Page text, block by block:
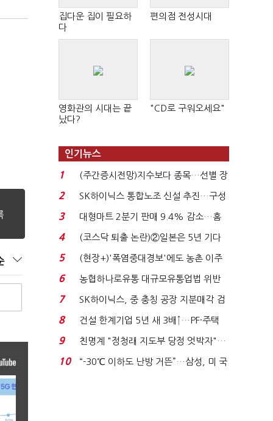
집다운 집이 필요하
다
편의점 전성시대
영화관의 시대는 끝
났다?
"CD로 구워오세요"
인기뉴스
1
(주간증시전망)지수보다 종목…선별 장
세 이어진다...
2
SK하이닉스 통합노조 신설 추진…구성
원간 성과급 불...
3
대형마트 2분기 판매 9.4% 감소…홈
플러스 사태 여파...
4
(코스닥 퇴출 논란)②일본은 5년 기다
려주는데 우리는 ...
5
(현장+)'폭염중대경보'에도 농촌 이주
노동자는 강행군…'야...
6
농협하나로유통 대규모유통업법 위반
적발…공정위, 과...
7
SK하이닉스, 중 충칭 공장 지분매각 검
토?…“확정된 바...
8
건설 한계기업 5년 새 3배↑…PF·주택
침체에 재무 ...
9
친명계 "정청래 지도부 당정 엇박자"…
친청계 "신천지 오...
10
“-30℃ 이하도 난방 거뜬”…삼성, 미 국